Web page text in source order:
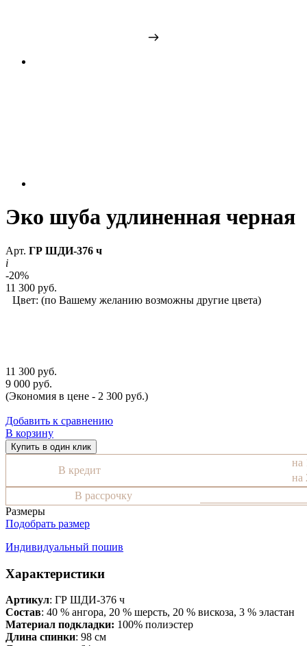
Эко шуба удлиненная черная
Арт. ГР ШДИ-376 ч
i
-20%
11 300 руб.
Цвет: (по Вашему желанию возможны другие цвета)
11 300 руб.
9 000 руб.
(Экономия в цене - 2 300 руб.)
Добавить к сравнению
В корзину
Купить в один клик
В кредит
на
на
В рассрочку
Размеры
Подобрать размер
Индивидуальный пошив
Характеристики
Артикул: ГР ШДИ-376 ч
Состав: 40 % ангора, 20 % шерсть, 20 % вискоза, 3 % эластан
Материал подкладки: 100% полиэстер
Длина спинки: 98 см